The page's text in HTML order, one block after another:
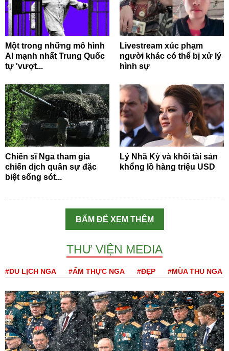
Một trong những mô hình
AI mạnh nhất Trung Quốc
tự 'vượt...
Livestream xúc phạm
người khác có thể bị xử lý
hình sự
Chiến sĩ Nga tham gia
chiến dịch quân sự đặc
biệt sống sót...
Lý Nhã Kỳ và khối tài sản
khổng lồ hàng triệu USD
BẤM ĐỂ XEM THÊM
THƯ VIỆN MEDIA
#DU LỊCH NGA #ẨM THỰC NGA #ĐẸP #MÙA THU NGA